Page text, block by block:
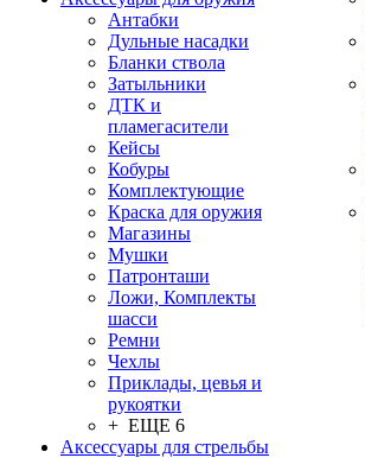
Антабки
Дульные насадки
Бланки ствола
Затыльники
ДТК и
пламегасители
Кейсы
Кобуры
Комплектующие
Краска для оружия
Магазины
Мушки
Патронташи
Ложи, Комплекты
шасси
Ремни
Чехлы
Приклады, цевья и
рукоятки
+ ЕЩЕ 6
Аксессуары для стрельбы